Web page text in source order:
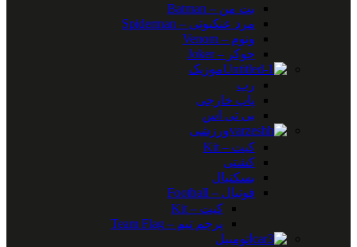
بت من – Batman
مرد عنکبوتی – Spiderman
ونوم – Venom
جوکر – Joker
موزیک
رپ
پاپ خارجی
بی تی اس
ورزشی
کیت – Kit
کشتی
بسکتبال
فوتبال – Football
کیت – Kit
پرچم تیم – Team Flag
اتومبیل